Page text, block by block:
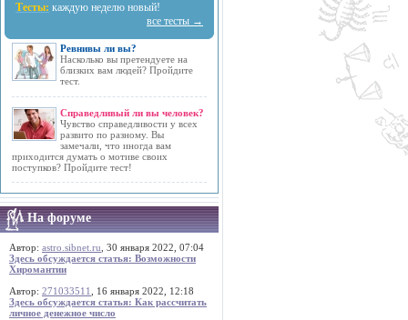
Тесты: каждую неделю новый!
все тесты →
Ревнивы ли вы?
Насколько вы претендуете на
близких вам людей? Пройдите
тест.
Справедливый ли вы человек?
Чувство справедливости у всех
развито по разному. Вы
замечали, что иногда вам
приходится думать о мотиве своих
поступков? Пройдите тест!
На форуме
Автор: astro.sibnet.ru , 30 января 2022, 07:04
Здесь обсуждается статья: Возможности
Хиромантии
Автор: 271033511
, 16 января 2022, 12:18
Здесь обсуждается статья: Как рассчитать
личное денежное число